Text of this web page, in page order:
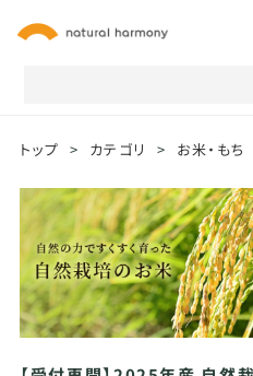
トップ > カテゴリ > お米・もち